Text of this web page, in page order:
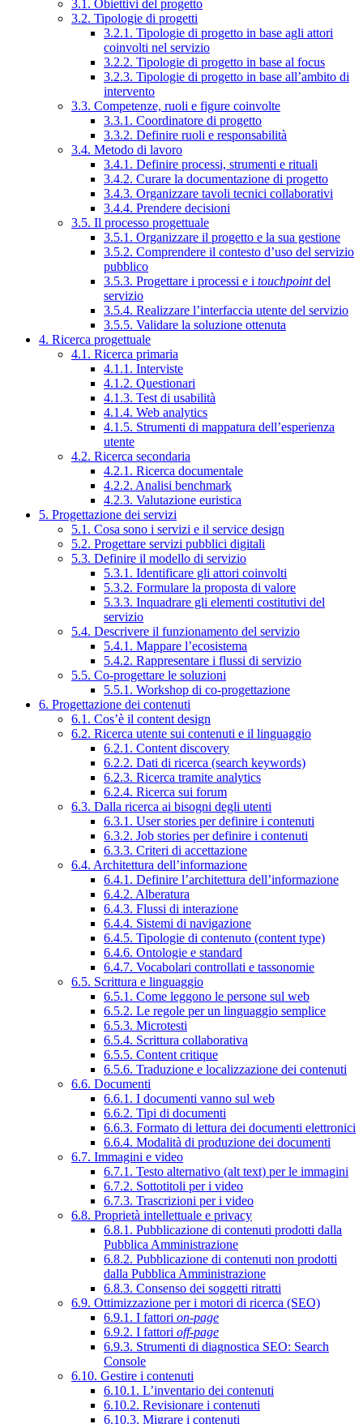
3.1. Obiettivi del progetto
3.2. Tipologie di progetti
3.2.1. Tipologie di progetto in base agli attori
coinvolti nel servizio
3.2.2. Tipologie di progetto in base al focus
3.2.3. Tipologie di progetto in base all’ambito di
intervento
3.3. Competenze, ruoli e figure coinvolte
3.3.1. Coordinatore di progetto
3.3.2. Definire ruoli e responsabilità
3.4. Metodo di lavoro
3.4.1. Definire processi, strumenti e rituali
3.4.2. Curare la documentazione di progetto
3.4.3. Organizzare tavoli tecnici collaborativi
3.4.4. Prendere decisioni
3.5. Il processo progettuale
3.5.1. Organizzare il progetto e la sua gestione
3.5.2. Comprendere il contesto d’uso del servizio
pubblico
3.5.3. Progettare i processi e i touchpointdel
servizio
3.5.4. Realizzare l’interfaccia utente del servizio
3.5.5. Validare la soluzione ottenuta
4. Ricerca progettuale
4.1. Ricerca primaria
4.1.1. Interviste
4.1.2. Questionari
4.1.3. Test di usabilità
4.1.4. Web analytics
4.1.5. Strumenti di mappatura dell’esperienza
utente
4.2. Ricerca secondaria
4.2.1. Ricerca documentale
4.2.2. Analisi benchmark
4.2.3. Valutazione euristica
5. Progettazione dei servizi
5.1. Cosa sono i servizi e il service design
5.2. Progettare servizi pubblici digitali
5.3. Definire il modello di servizio
5.3.1. Identificare gli attori coinvolti
5.3.2. Formulare la proposta di valore
5.3.3. Inquadrare gli elementi costitutivi del
servizio
5.4. Descrivere il funzionamento del servizio
5.4.1. Mappare l’ecosistema
5.4.2. Rappresentare i flussi di servizio
5.5. Co-progettare le soluzioni
5.5.1. Workshop di co-progettazione
6. Progettazione dei contenuti
6.1. Cos’è il content design
6.2. Ricerca utente sui contenuti e il linguaggio
6.2.1. Content discovery
6.2.2. Dati di ricerca (search keywords)
6.2.3. Ricerca tramite analytics
6.2.4. Ricerca sui forum
6.3. Dalla ricerca ai bisogni degli utenti
6.3.1. User stories per definire i contenuti
6.3.2. Job stories per definire i contenuti
6.3.3. Criteri di accettazione
6.4. Architettura dell’informazione
6.4.1. Definire l’architettura dell’informazione
6.4.2. Alberatura
6.4.3. Flussi di interazione
6.4.4. Sistemi di navigazione
6.4.5. Tipologie di contenuto (content type)
6.4.6. Ontologie e standard
6.4.7. Vocabolari controllati e tassonomie
6.5. Scrittura e linguaggio
6.5.1. Come leggono le persone sul web
6.5.2. Le regole per un linguaggio semplice
6.5.3. Microtesti
6.5.4. Scrittura collaborativa
6.5.5. Content critique
6.5.6. Traduzione e localizzazione dei contenuti
6.6. Documenti
6.6.1. I documenti vanno sul web
6.6.2. Tipi di documenti
6.6.3. Formato di lettura dei documenti elettronici
6.6.4. Modalità di produzione dei documenti
6.7. Immagini e video
6.7.1. Testo alternativo (alt text) per le immagini
6.7.2. Sottotitoli per i video
6.7.3. Trascrizioni per i video
6.8. Proprietà intellettuale e privacy
6.8.1. Pubblicazione di contenuti prodotti dalla
Pubblica Amministrazione
6.8.2. Pubblicazione di contenuti non prodotti
dalla Pubblica Amministrazione
6.8.3. Consenso dei soggetti ritratti
6.9. Ottimizzazione per i motori di ricerca (SEO)
6.9.1. I fattori on-page
6.9.2. I fattori off-page
6.9.3. Strumenti di diagnostica SEO: Search
Console
6.10. Gestire i contenuti
6.10.1. L’inventario dei contenuti
6.10.2. Revisionare i contenuti
6.10.3. Migrare i contenuti